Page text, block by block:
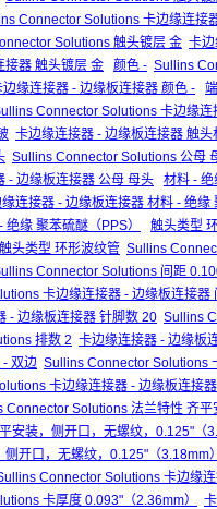
Connector Solutions 卡边缘连接
Solutions 触头镀层 金 卡
器 触头镀层 金
颜色 - Sullins
缘连接器 - 边缘板连接器 颜色 -
Connector Solutions 卡边缘连
卡边缘连接器 - 边缘板连接器 触头
Sullins Connector Solutions 公母
- 边缘板连接器 公母 母头
材料 -
连接器 - 边缘板连接器 材料 - 绝缘
缘 聚苯硫醚（PPS）
触头类型
头类型 环形波纹管 Sullins
Connector Solutions 间距
卡边缘连接器 - 边缘板连接器
- 边缘板连接器 针脚数 20 Sullins
排数 2 卡边缘连接器 - 边缘板
- 双边 Sullins Connector Solutions
卡边缘连接器 - 边缘板连接
Connector Solutions 法兰特性 齐
安装，侧开口，无螺纹，0.125"（
开口，无螺纹，0.125"（3.18mm
Connector Solutions 卡边缘
卡厚度 0.093"（2.36mm）